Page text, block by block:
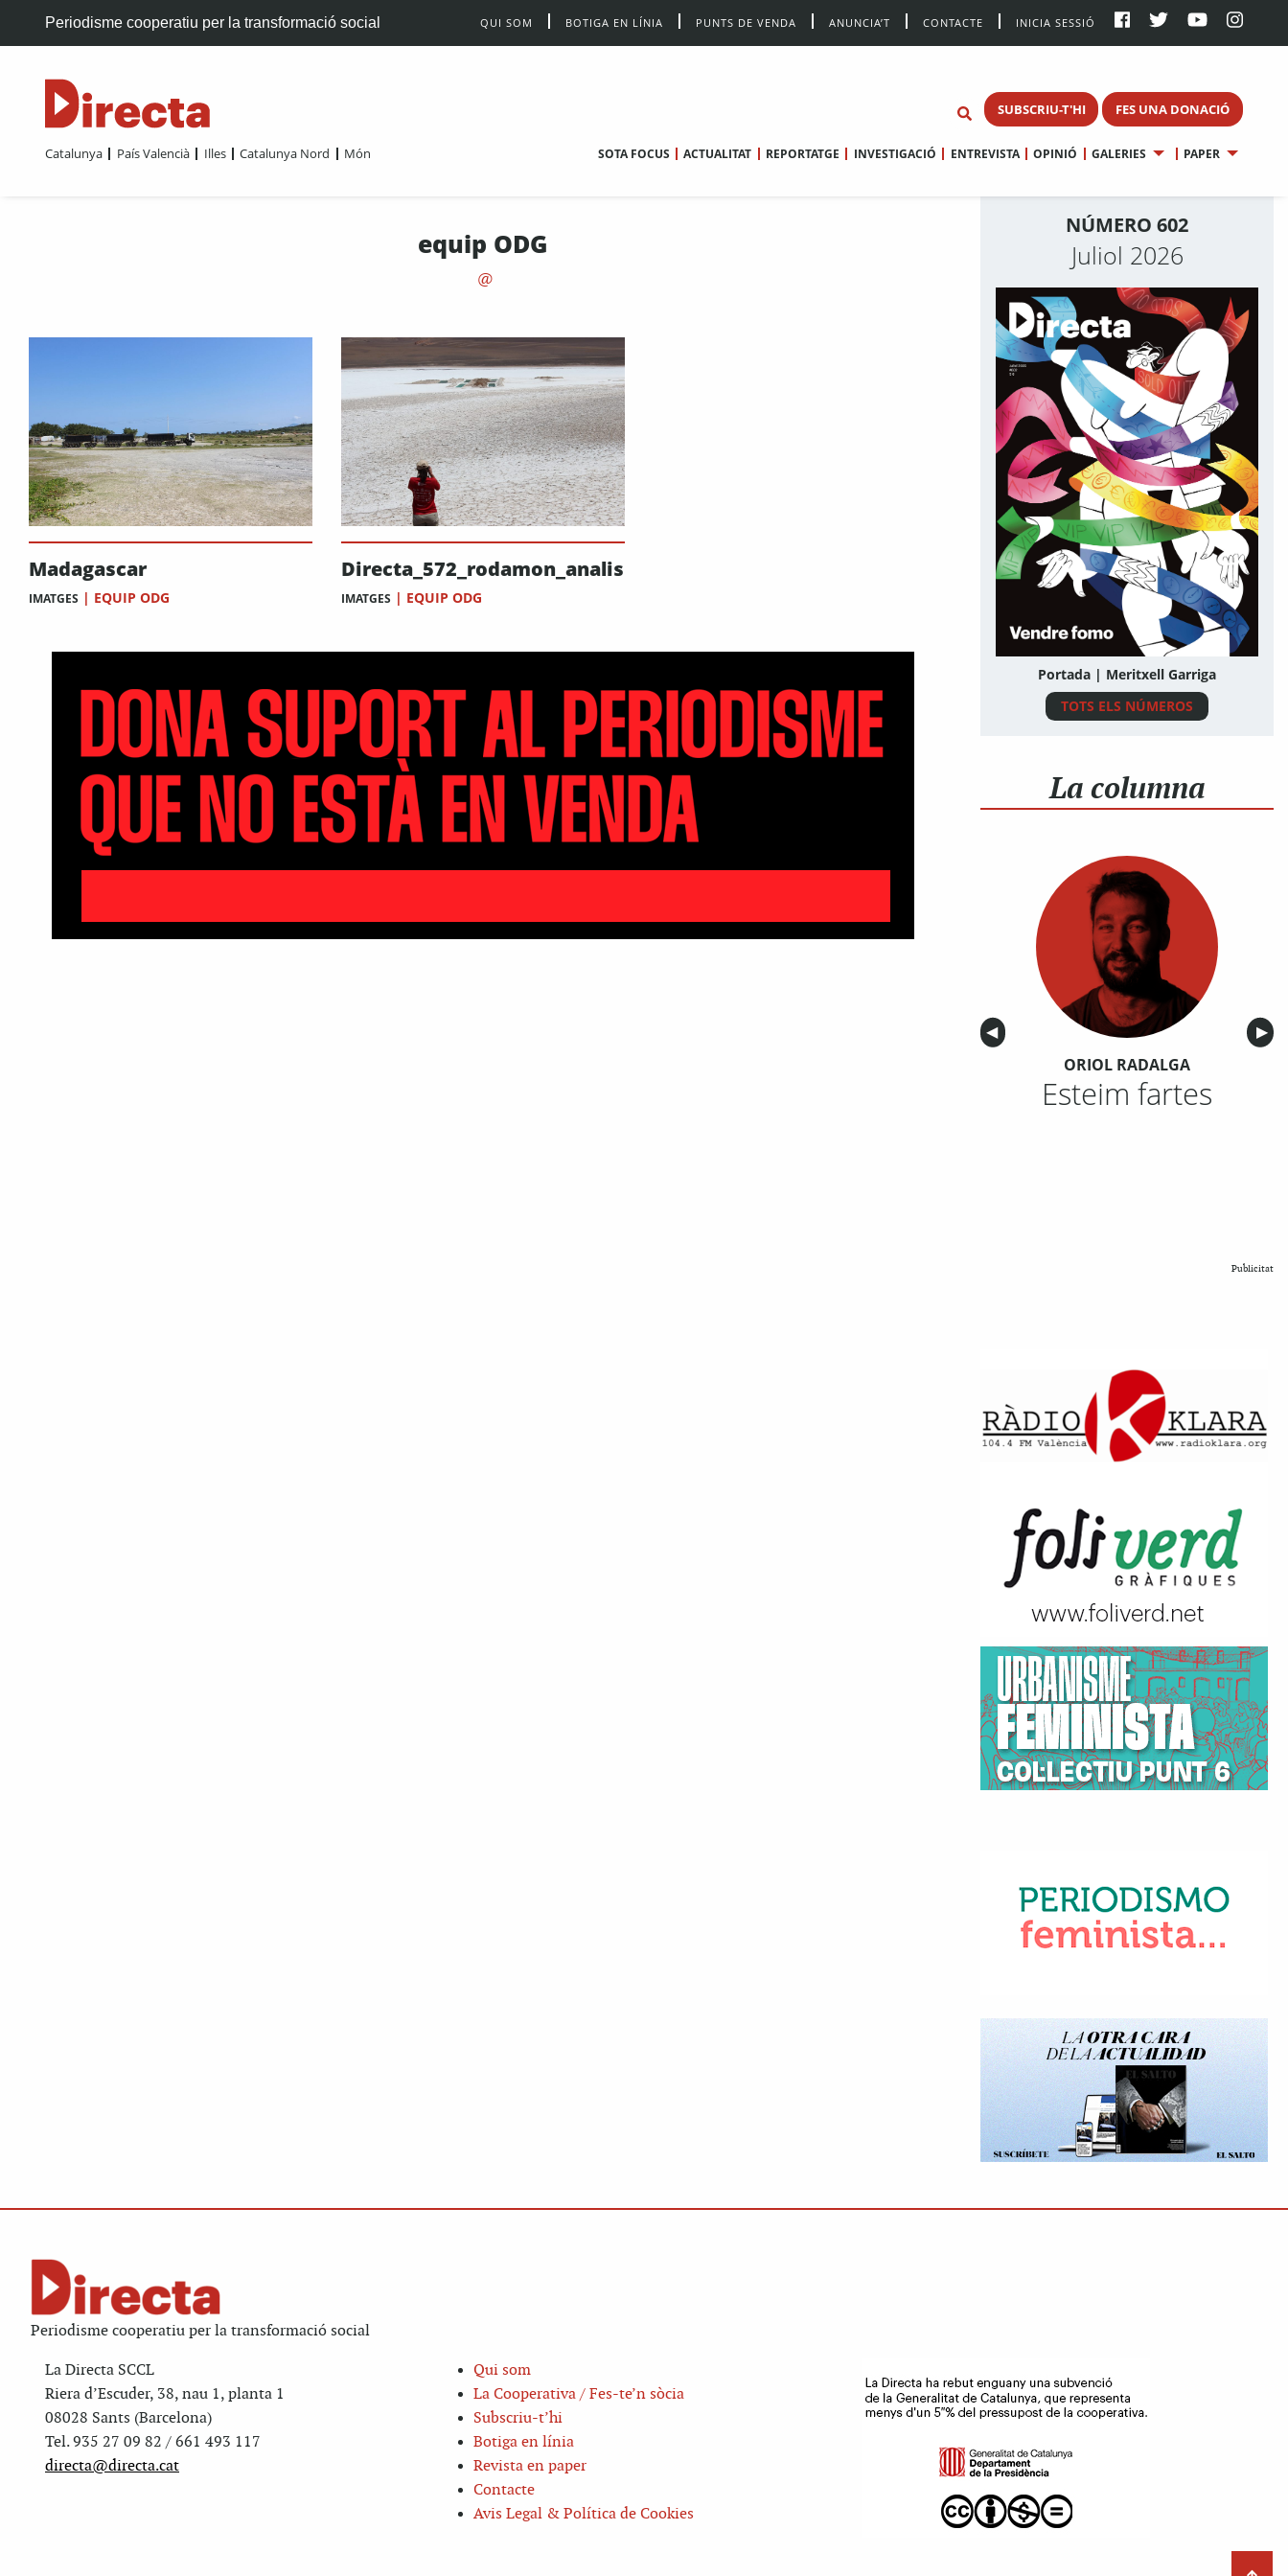
Periodisme cooperatiu per la transformació social QUI SOM BOTIGA EN LÍNIA PUNTS DE VENDA ANUNCIA’T CONTACTE INICIA SESSIÓ
SUBSCRIU-T'HI FES UNA DONACIÓ
Catalunya País Valencià Illes Catalunya Nord Món SOTA FOCUS ACTUALITAT REPORTATGE INVESTIGACIÓ ENTREVISTA OPINIÓ GALERIES PAPER
equip ODG
Madagascar
IMATGES | EQUIP ODG
Directa_572_rodamon_analisiarxiu_00
IMATGES | EQUIP ODG
NÚMERO 602
Juliol 2026
Portada | Meritxell Garriga
TOTS ELS NÚMEROS
La columna
Anterior
◀︎ ▶︎
ORIOL RADALGA
Esteim fartes
Publicitat
Periodisme cooperatiu per la transformació social
La Directa SCCL
Riera d’Escuder, 38, nau 1, planta 1
08028 Sants (Barcelona)
Tel. 935 27 09 82 / 661 493 117
directa@directa.cat
Qui som
La Cooperativa / Fes-te’n sòcia
Subscriu-t’hi
Botiga en línia
Revista en paper
Contacte
Avis Legal & Política de Cookies